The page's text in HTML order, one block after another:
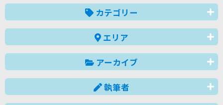
カテゴリー
エリア
アーカイブ
執筆者